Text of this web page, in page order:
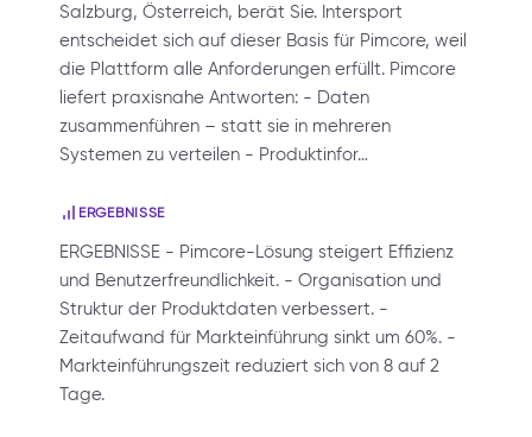
Salzburg, Österreich, berät Sie. Intersport
entscheidet sich auf dieser Basis für Pimcore, weil
die Plattform alle Anforderungen erfüllt. Pimcore
liefert praxisnahe Antworten: - Daten
zusammenführen – statt sie in mehreren
Systemen zu verteilen - Produktinfor…
ERGEBNISSE
ERGEBNISSE - Pimcore-Lösung steigert Effizienz
und Benutzerfreundlichkeit. - Organisation und
Struktur der Produktdaten verbessert. -
Zeitaufwand für Markteinführung sinkt um 60%. -
Markteinführungszeit reduziert sich von 8 auf 2
Tage.